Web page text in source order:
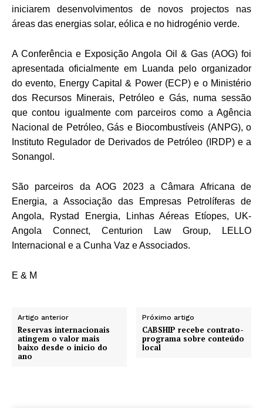
iniciarem desenvolvimentos de novos projectos nas
áreas das energias solar, eólica e no hidrogénio verde.
A Conferência e Exposição Angola Oil & Gas (AOG) foi
apresentada oficialmente em Luanda pelo organizador
do evento, Energy Capital & Power (ECP) e o Ministério
dos Recursos Minerais, Petróleo e Gás, numa sessão
que contou igualmente com parceiros como a Agência
Nacional de Petróleo, Gás e Biocombustíveis (ANPG), o
Instituto Regulador de Derivados de Petróleo (IRDP) e a
Sonangol.
São parceiros da AOG 2023 a Câmara Africana de
Energia, a Associação das Empresas Petrolíferas de
Angola, Rystad Energia, Linhas Aéreas Etíopes, UK-
Angola Connect, Centurion Law Group, LELLO
Internacional e a Cunha Vaz e Associados.
E & M
Artigo anterior
Reservas internacionais
atingem o valor mais
baixo desde o inicio do
ano
Próximo artigo
CABSHIP recebe contrato-
programa sobre conteúdo
local